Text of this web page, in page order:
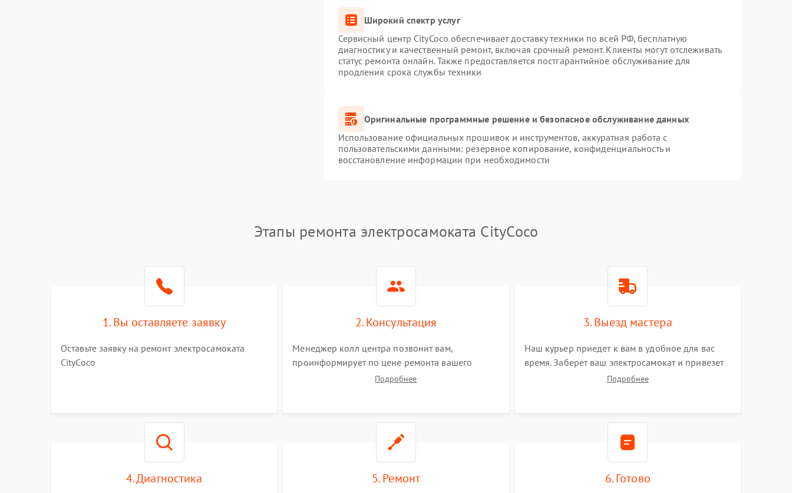
Широкий спектр услуг
Сервисный центр CityCoco обеспечивает доставку техники по всей РФ, бесплатную
диагностику и качественный ремонт, включая срочный ремонт. Клиенты могут отслеживать
статус ремонта онлайн. Также предоставляется постгарантийное обслуживание для
продления срока службы техники
Оригинальные программные решение и безопасное обслуживание данных
Использование официальных прошивок и инструментов, аккуратная работа с
пользовательскими данными: резервное копирование, конфиденциальность и
восстановление информации при необходимости
Этапы ремонта электросамоката CityCoco
1. Вы оставляете заявку
Оставьте заявку на ремонт электросамоката
CityCoco
2. Консультация
Менеджер колл центра позвонит вам,
проинформирует по цене ремонта вашего
электросамоката а также ответит на все ваши
Подробнее
3. Выезд мастера
Наш курьер приедет к вам в удобное для вас
время. Заберет ваш электросамокат и привезет
на склад для диагностики.
Подробнее
4. Диагностика 5. Ремонт 6. Готово